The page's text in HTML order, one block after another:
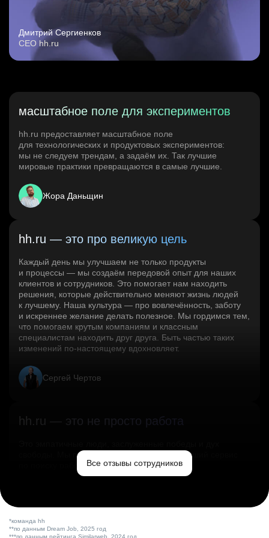
Дмитрий Сергиенков
CEO hh.ru
масштабное поле для экспериментов
hh.ru предоставляет масштабное поле
для технологических и продуктовых экспериментов:
мы не следуем трендам, а задаём их. Так лучшие
мировые практики превращаются в самые лучшие.
Жора Даньщин
hh.ru — это про великую цель
Каждый день мы улучшаем не только продукты
и процессы — мы создаём передовой опыт для наших
клиентов и сотрудников. Это помогает нам находить
решения, которые действительно меняют жизнь людей
к лучшему. Наша культура — про вовлечённость, заботу
и искреннее желание делать полезное. Мы гордимся тем,
что помогаем крутым компаниям и классным
специалистам находить друг друга. Быть частью таких
изменений по‑настоящему вдохновляет.
Сергей Чертов
hh.ru — это не просто работа
свободы. Мы помогаем миру и создаём лучший сервис
по поиску работы в стране.Все отзывы сотрудников
*команда hh
**по данным Dream Job, 2025 год
***по данным рейтинга Similarweb, 2024 год